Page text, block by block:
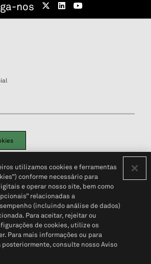
nos
Portal de privacidade do cliente (em inglês)
Pessoais© 2026 S&P Global
utilizamos cookies e ferramentas
conforme necessário para
e operar nosso site, bem como
relacionadas a
(incluindo análise de dados)
Para aceitar, rejeitar ou
de cookies, utilize os
Para mais informações ou para
consulte nosso Aviso